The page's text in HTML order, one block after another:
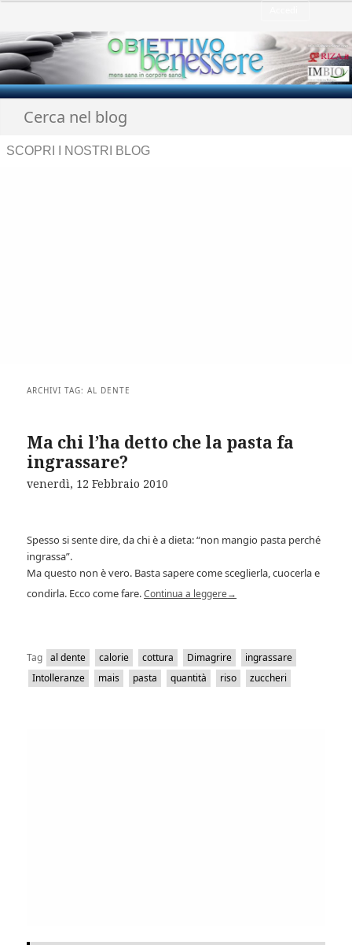
ARCHIVI TAG:AL DENTE
Ma chi l’ha detto che la pasta fa
ingrassare?
venerdì, 12 Febbraio 2010
Spesso si sente dire, da chi è a dieta: “non mangio pasta perché
ingrassa”.
Ma questo non è vero. Basta sapere come sceglierla, cuocerla e
condirla. Ecco come fare.Continua a leggere→
Tag al dente calorie cottura Dimagrire
ingrassare
Intolleranze
mais pasta quantità riso zuccheri